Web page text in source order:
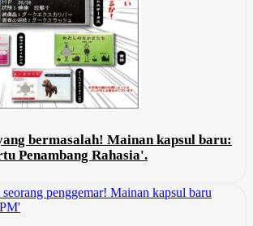
bermasalah! Mainan kapsul baru:
Penambang Rahasia'.